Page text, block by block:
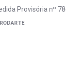
Provisória nº